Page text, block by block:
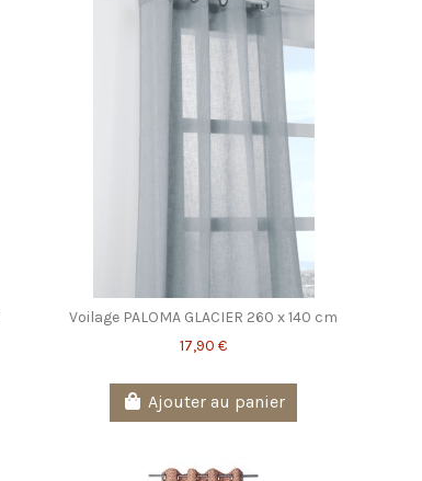
Voilage PALOMA GLACIER 260 x 140 cm
17,90 €
Ajouter au panier